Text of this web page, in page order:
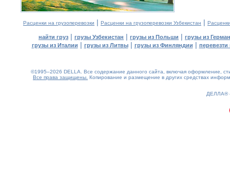
Расценки на грузоперевозки | Расценки на грузоперевозки Узбекистан |
найти груз | грузы Узбекистан | грузы из Польши | грузы из
грузы из Италии | грузы из Литвы| грузы из Финляндии | перевезти
©1995–2026 DELLA. Все содержание данного сайта, включая оформление,
Все права защищены. Копирование и размещение в других средствах